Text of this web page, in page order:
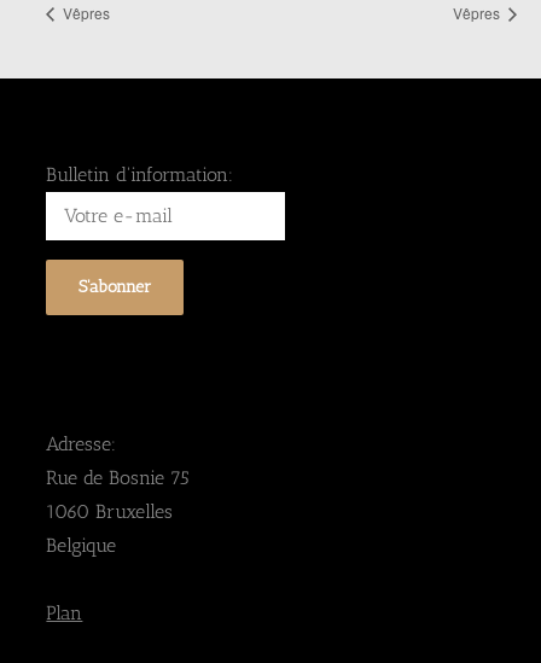
Vêpres Vêpres
Bulletin d'information:
Adresse:
Rue de Bosnie 75
1060 Bruxelles
Belgique
Plan